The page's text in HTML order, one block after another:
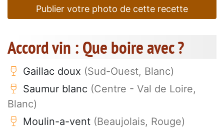
Publier votre photo de cette recette
Accord vin : Que boire avec ?
Gaillac doux (Sud-Ouest, Blanc)
Saumur blanc (Centre - Val de Loire,
Blanc)
Moulin-a-vent (Beaujolais, Rouge)